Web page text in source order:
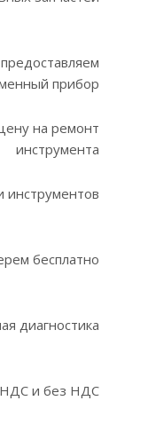
прибор
на ремонт
инструмента
инструментов
бесплатно
диагностика
НДС и без НДС